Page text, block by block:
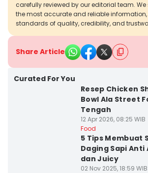
carefully reviewed by our editorial team.
the most accurate and reliable
standards of quality, credibility, and
Share Article
Curated For You
Resep Chicken
Bowl Ala Street
Tengah
12 Apr 2026, 08:25 WIB
Food
5 Tips Membuat
Daging Sapi Anti
dan Juicy
02 Nov 2025, 18:59 WIB